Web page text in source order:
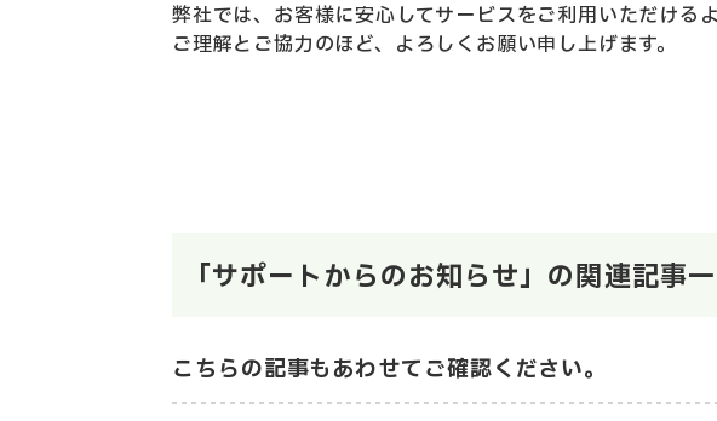
弊社では、お客様に安心してサービスをご利用いただける
ご理解とご協力のほど、よろしくお願い申し上げます。
「サポートからのお知らせ」の関連記事
こちらの記事もあわせてご確認ください。